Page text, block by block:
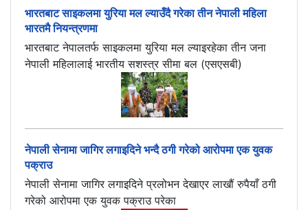
भारतबाट साइकलमा युरिया मल ल्याउँदै गरेका तीन नेपाली महिला
भारतमै नियन्त्रणमा
भारतबाट नेपालतर्फ साइकलमा युरिया मल ल्याइरहेका तीन जना
नेपाली महिलालाई भारतीय सशस्त्र सीमा बल (एसएसबी)
नेपाली सेनामा जागिर लगाइदिने भन्दै ठगी गरेको आरोपमा एक युवक
पक्राउ
नेपाली सेनामा जागिर लगाइदिने प्रलोभन देखाएर लाखौं रुपैयाँ ठगी
गरेको आरोपमा एक युवक पक्राउ परेका